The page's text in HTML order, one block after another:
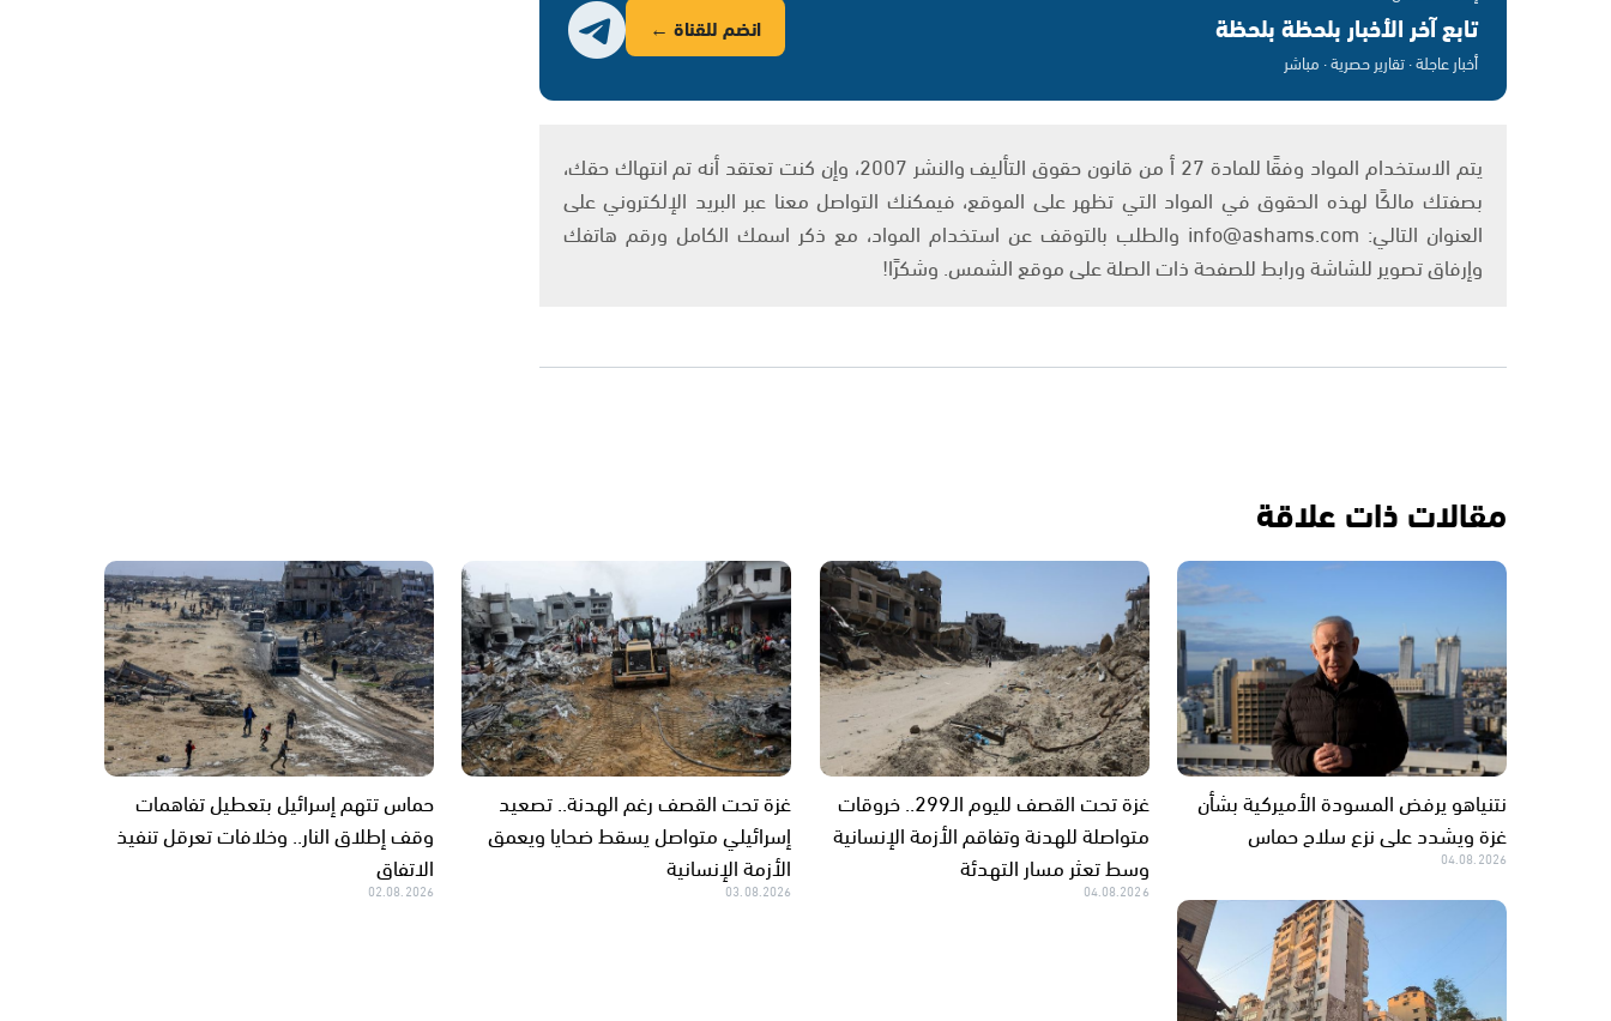
تابع آخر الأخبار بلحظة بلحظة
أخبار عاجلة · تقارير حصرية · مباشر
انضم للقناة ←
يتم الاستخدام المواد وفقًا للمادة 27 أ من قانون حقوق التأليف والنشر 2007، وإن كنت تعتقد أنه تم انتهاك حقك،
بصفتك مالكًا لهذه الحقوق في المواد التي تظهر على الموقع، فيمكنك التواصل معنا عبر البريد الإلكتروني على
العنوان التالي: info@ashams.com والطلب بالتوقف عن استخدام المواد، مع ذكر اسمك الكامل ورقم هاتفك
وإرفاق تصوير للشاشة ورابط للصفحة ذات الصلة على موقع الشمس. وشكرًا!
مقالات ذات علاقة
نتنياهو يرفض المسودة الأميركية بشأن
غزة ويشدد على نزع سلاح حماس
04.08.2026
غزة تحت القصف لليوم الـ299.. خروقات
متواصلة للهدنة وتفاقم الأزمة الإنسانية
وسط تعثر مسار التهدئة
04.08.2026
غزة تحت القصف رغم الهدنة.. تصعيد
إسرائيلي متواصل يسقط ضحايا ويعمق
الأزمة الإنسانية
03.08.2026
حماس تتهم إسرائيل بتعطيل تفاهمات
وقف إطلاق النار.. وخلافات تعرقل تنفيذ
الاتفاق
02.08.2026